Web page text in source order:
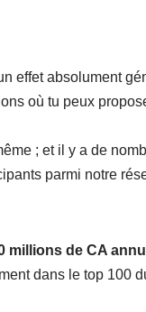
effet absolument
où tu peux
; et il y a de
parmi notre
millions de CA
dans le top 100